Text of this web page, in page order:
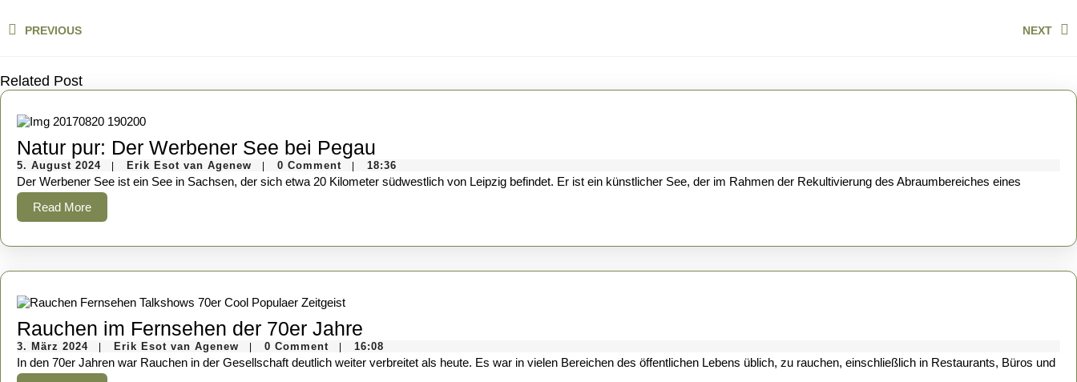
PREVIOUS
post:
NEXT
Related Post
Natur pur: Der Werbener See bei Pegau
pur:
Der
5. August 20245.
August
2024
Erik Esot van Agenew Erik
Esot
van
0 Comment 18:36
Der Werbener See ist ein See in Sachsen, der sich etwa 20 Kilometer südwestlich von Leipzig befindet. Er ist ein künstlicher See, der im Rahmen der Rekultivierung des Abraumbereiches eines
Read MoreRead
More
Rauchen im Fernsehen der 70er Jahre
im
Fernsehen
3. März 20243.
März
2024
Erik Esot van Agenew Erik
Esot
van
0 Comment 16:08
In den 70er Jahren war Rauchen in der Gesellschaft deutlich weiter verbreitet als heute. Es war in vielen Bereichen des öffentlichen Lebens üblich, zu rauchen, einschließlich in Restaurants, Büros und